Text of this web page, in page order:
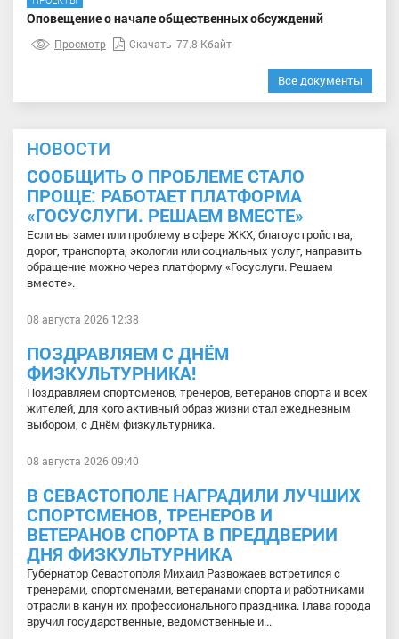
Оповещение о начале общественных обсуждений
Просмотр Скачать 77.8 Кбайт
Все документы
НОВОСТИ
СООБЩИТЬ О ПРОБЛЕМЕ СТАЛО
ПРОЩЕ: РАБОТАЕТ ПЛАТФОРМА
«ГОСУСЛУГИ. РЕШАЕМ ВМЕСТЕ»
Если вы заметили проблему в сфере ЖКХ, благоустройства,
дорог, транспорта, экологии или социальных услуг, направить
обращение можно через платформу «Госуслуги. Решаем
вместе».
08 августа 2026 12:38
ПОЗДРАВЛЯЕМ С ДНЁМ
ФИЗКУЛЬТУРНИКА!
Поздравляем спортсменов, тренеров, ветеранов спорта и всех
жителей, для кого активный образ жизни стал ежедневным
выбором, с Днём физкультурника.
08 августа 2026 09:40
В СЕВАСТОПОЛЕ НАГРАДИЛИ ЛУЧШИХ
СПОРТСМЕНОВ, ТРЕНЕРОВ И
ВЕТЕРАНОВ СПОРТА В ПРЕДДВЕРИИ
ДНЯ ФИЗКУЛЬТУРНИКА
Губернатор Севастополя Михаил Развожаев встретился с
тренерами, спортсменами, ветеранами спорта и работниками
отрасли в канун их профессионального праздника. Глава города
вручил государственные, ведомственные и...